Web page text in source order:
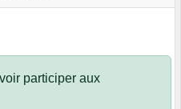
participer aux